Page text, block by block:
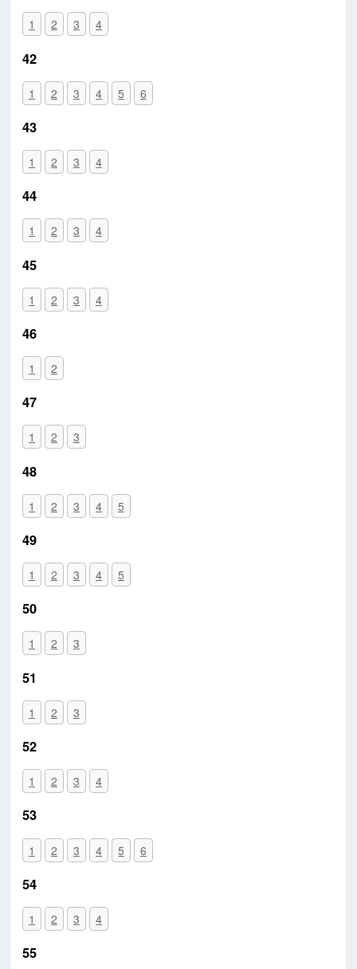
1 2 3 4
42
1 2 3 4 5 6
43
1 2 3 4
44
1 2 3 4
45
1 2 3 4
46
1 2
47
1 2 3
48
1 2 3 4 5
49
1 2 3 4 5
50
1 2 3
51
1 2 3
52
1 2 3 4
53
1 2 3 4 5 6
54
1 2 3 4
55